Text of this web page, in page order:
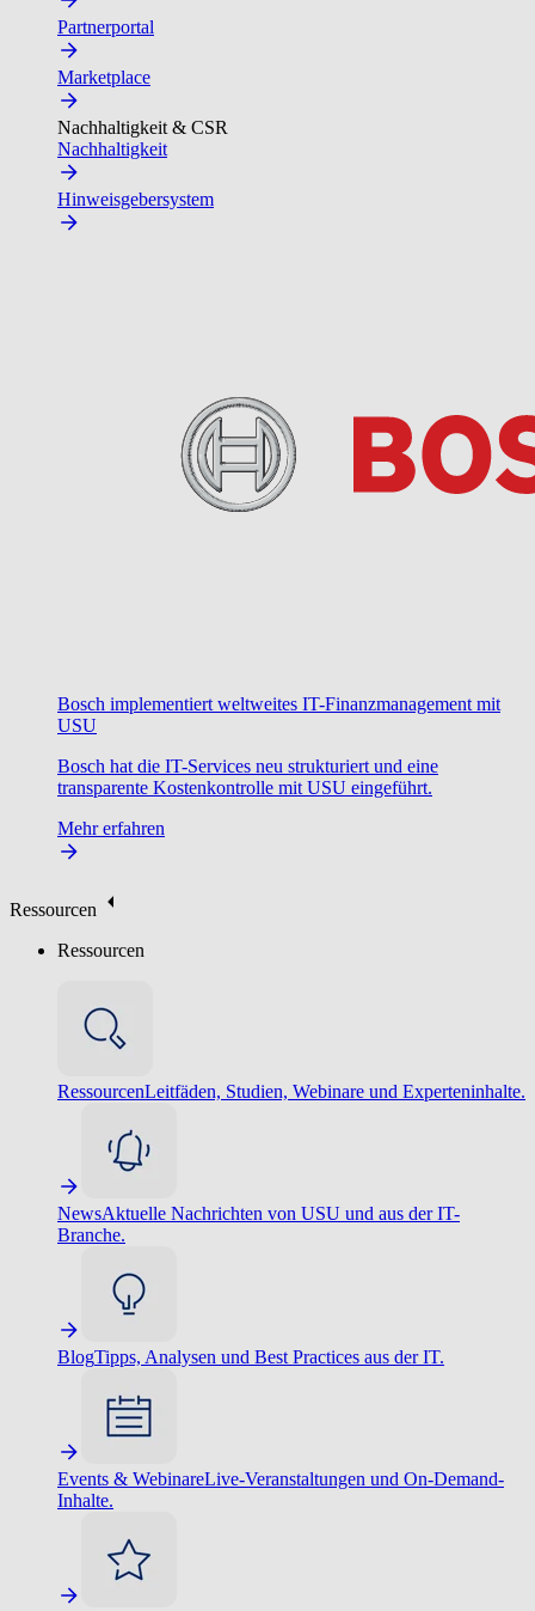
Partnerportal
Marketplace
Nachhaltigkeit & CSR
Nachhaltigkeit
Hinweisgebersystem
Bosch implementiert weltweites IT-Finanzmanagement mit
USU
Bosch hat die IT-Services neu strukturiert und eine
transparente Kostenkontrolle mit USU eingeführt.
Mehr erfahren
Ressourcen
Ressourcen
RessourcenLeitfäden, Studien, Webinare und Experteninhalte.
NewsAktuelle Nachrichten von USU und aus der IT-
Branche.
BlogTipps, Analysen und Best Practices aus der IT.
Events & WebinareLive-Veranstaltungen und On-Demand-
Inhalte.